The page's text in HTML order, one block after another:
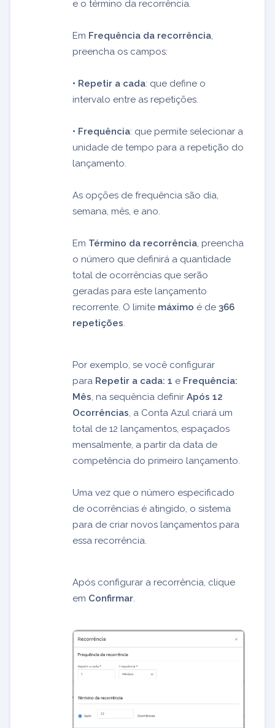
e o término da recorrência.
Em Frequência da recorrência,
preencha os campos:
• Repetir a cada: que define o
intervalo entre as repetições.
• Frequência: que permite selecionar a
unidade de tempo para a repetição do
lançamento.
As opções de frequência são dia,
semana, mês, e ano.
Em Término da recorrência, preencha
o número que definirá a quantidade
total de ocorrências que serão
geradas para este lançamento
recorrente. O limite máximo é de 366
repetições.
Por exemplo, se você configurar
para Repetir a cada: 1 e Frequência:
Mês, na sequência definir Após 12
Ocorrências, a Conta Azul criará um
total de 12 lançamentos, espaçados
mensalmente, a partir da data de
competência do primeiro lançamento.
Uma vez que o número especificado
de ocorrências é atingido, o sistema
para de criar novos lançamentos para
essa recorrência.
Após configurar a recorrência, clique
em Confirmar.